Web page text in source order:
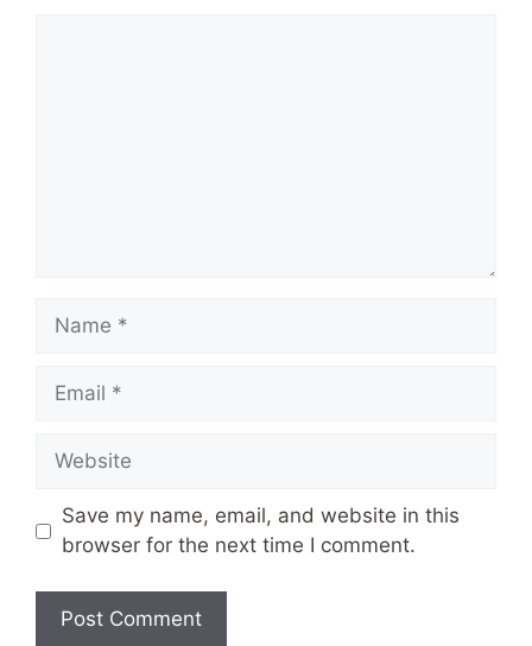
Name
Email
Website
Save my name, email, and website in this
browser for the next time I comment.